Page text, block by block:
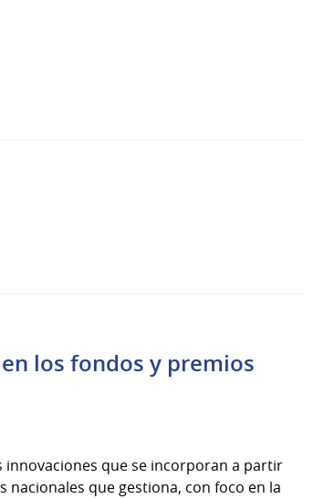
los fondos y premios
innovaciones que se incorporan a partir
nacionales que gestiona, con foco en la